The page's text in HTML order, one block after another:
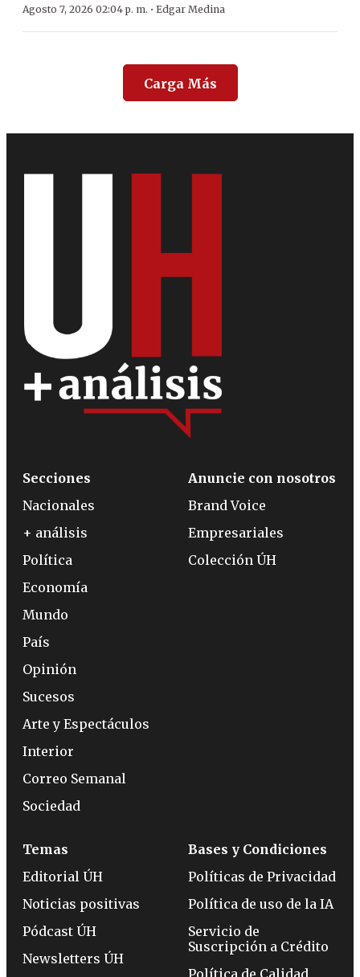
Agosto 7, 2026 02:04 p. m. · Edgar Medina
Carga Más
Secciones
Nacionales
+ análisis
Política
Economía
Mundo
País
Opinión
Sucesos
Arte y Espectáculos
Interior
Correo Semanal
Sociedad
Anuncie con nosotros
Brand Voice
Empresariales
Colección ÚH
Temas
Editorial ÚH
Noticias positivas
Pódcast ÚH
Newsletters ÚH
Bases y Condiciones
Políticas de Privacidad
Política de uso de la IA
Servicio de
Suscripción a Crédito
Política de Calidad